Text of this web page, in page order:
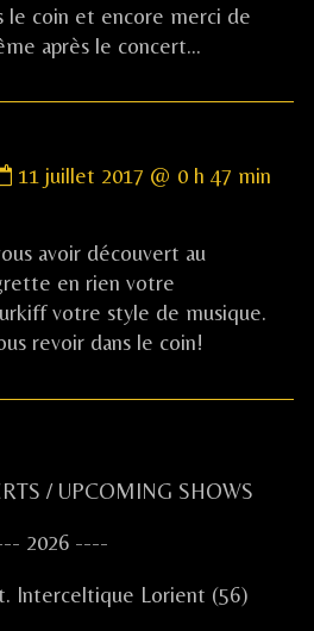
le coin et encore merci de
après le concert…
by
published
on
11 juillet 2017 @ 0 h 47 min
avoir découvert au
en rien votre
votre style de musique.
revoir dans le coin!
/ UPCOMING SHOWS
2026 ----
Interceltique Lorient (56)